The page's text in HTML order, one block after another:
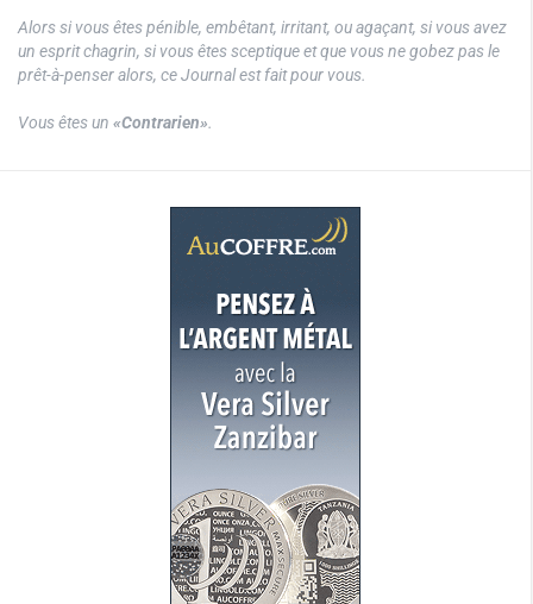
Alors si vous êtes pénible, embêtant, irritant, ou agaçant, si vous avez
un esprit chagrin, si vous êtes sceptique et que vous ne gobez pas le
prêt-à-penser alors, ce Journal est fait pour vous.
Vous êtes un «Contrarien».